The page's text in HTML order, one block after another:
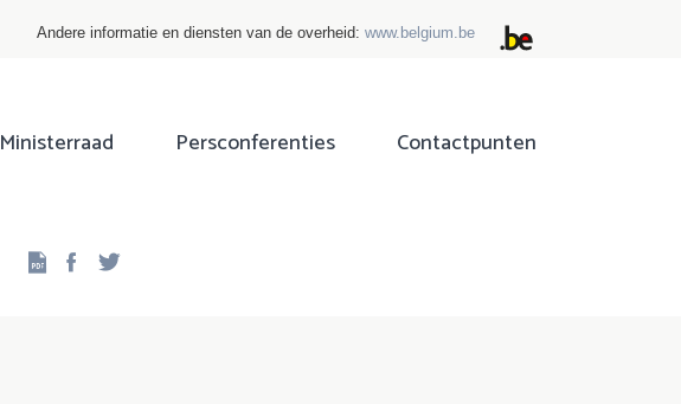
Andere informatie en diensten van de overheid: www.belgium.be
Ministerraad Persconferenties Contactpunten
Facebook